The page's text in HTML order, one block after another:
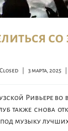
3 марта, 2025
Ривьере во
также снова
музыку